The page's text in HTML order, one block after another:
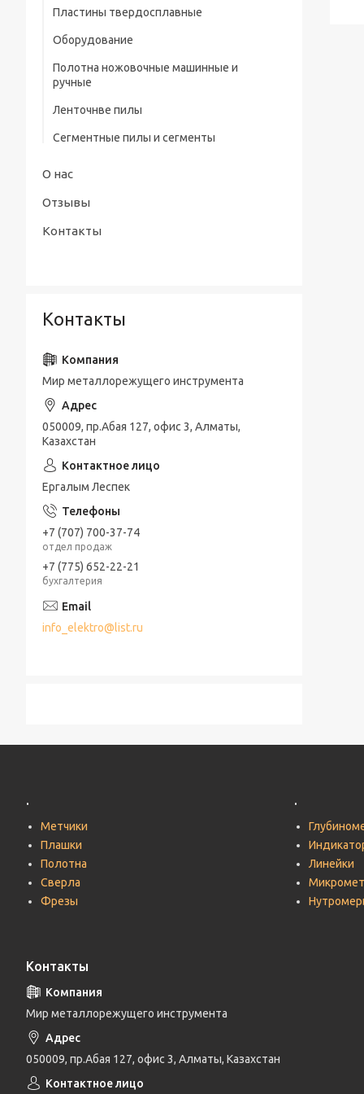
предохранительного конуса (тип А)
Сверла центровочные Р6М5 с
предохранительным конусом (тип В)
радиусные (тип R)
ШЦЦ-III ГОСТ 166-89
Пластины твердосплавные
Оборудование
Полотна ножовочные машинные и
ручные
Ленточнве пилы
Сегментные пилы и сегменты
О нас
Отзывы
Контакты
Контакты
Мир металлорежущего инструмента
050009, пр.Абая 127, офис 3, Алматы,
Казахстан
Ергалым Леспек
+7 (707) 700-37-74
отдел продаж
+7 (775) 652-22-21
бухгалтерия
info_elektro@list.ru
.
Метчики
Плашки
Полотна
Сверла
Фрезы
.
Линейки
Контакты
Мир металлорежущего инструмента
050009, пр.Абая 127, офис 3, Алматы, Казахстан